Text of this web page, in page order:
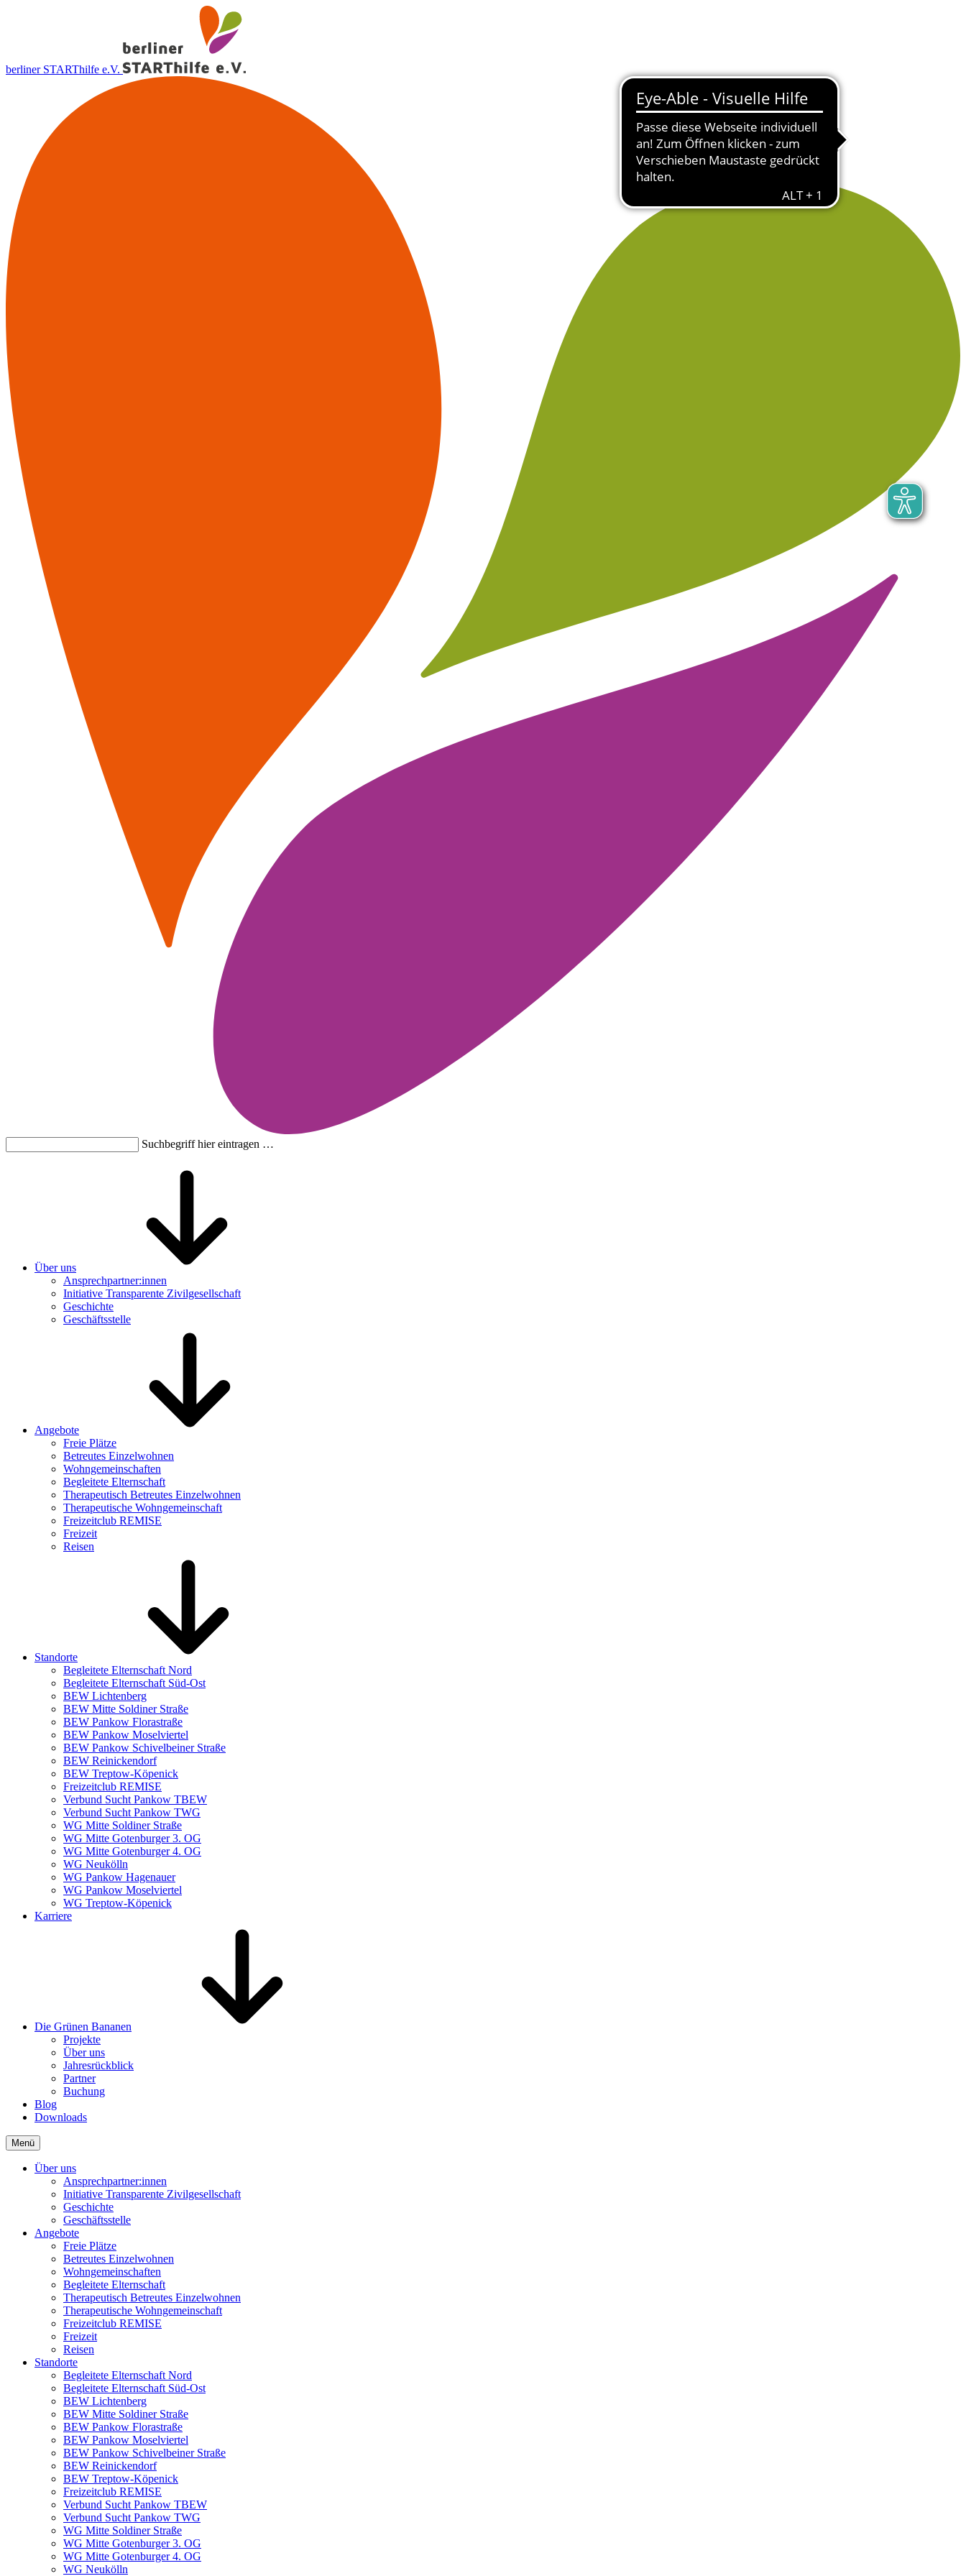
berliner STARThilfe e.V.
Suchbegriff hier eintragen …
Über uns
Ansprechpartner:innen
Initiative Transparente Zivilgesellschaft
Geschichte
Geschäftsstelle
Angebote
Freie Plätze
Betreutes Einzelwohnen
Wohngemeinschaften
Begleitete Elternschaft
Therapeutisch Betreutes Einzelwohnen
Therapeutische Wohngemeinschaft
Freizeitclub REMISE
Freizeit
Reisen
Standorte
Begleitete Elternschaft Nord
Begleitete Elternschaft Süd-Ost
BEW Lichtenberg
BEW Mitte Soldiner Straße
BEW Pankow Florastraße
BEW Pankow Moselviertel
BEW Pankow Schivelbeiner Straße
BEW Reinickendorf
BEW Treptow-Köpenick
Freizeitclub REMISE
Verbund Sucht Pankow TBEW
Verbund Sucht Pankow TWG
WG Mitte Soldiner Straße
WG Mitte Gotenburger 3. OG
WG Mitte Gotenburger 4. OG
WG Neukölln
WG Pankow Hagenauer
WG Pankow Moselviertel
WG Treptow-Köpenick
Karriere
Die Grünen Bananen
Projekte
Über uns
Jahresrückblick
Partner
Buchung
Blog
Downloads
Menü
Über uns
Ansprechpartner:innen
Initiative Transparente Zivilgesellschaft
Geschichte
Geschäftsstelle
Angebote
Freie Plätze
Betreutes Einzelwohnen
Wohngemeinschaften
Begleitete Elternschaft
Therapeutisch Betreutes Einzelwohnen
Therapeutische Wohngemeinschaft
Freizeitclub REMISE
Freizeit
Reisen
Standorte
Begleitete Elternschaft Nord
Begleitete Elternschaft Süd-Ost
BEW Lichtenberg
BEW Mitte Soldiner Straße
BEW Pankow Florastraße
BEW Pankow Moselviertel
BEW Pankow Schivelbeiner Straße
BEW Reinickendorf
BEW Treptow-Köpenick
Freizeitclub REMISE
Verbund Sucht Pankow TBEW
Verbund Sucht Pankow TWG
WG Mitte Soldiner Straße
WG Mitte Gotenburger 3. OG
WG Mitte Gotenburger 4. OG
WG Neukölln